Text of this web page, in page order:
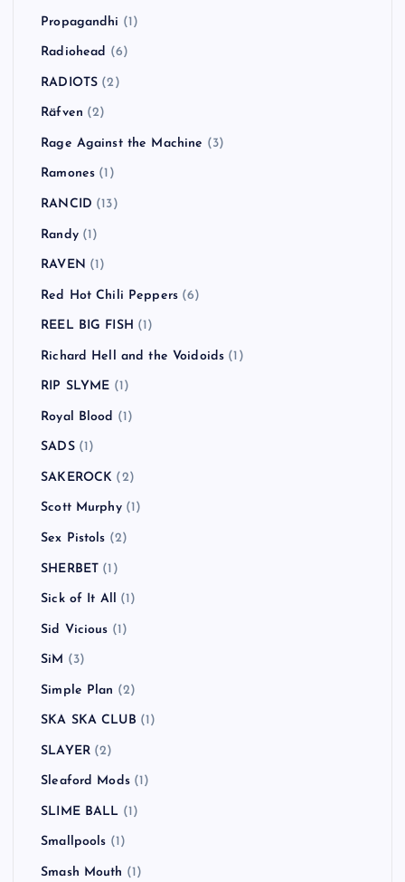
Propagandhi (1)
Radiohead (6)
RADIOTS (2)
Räfven (2)
Rage Against the Machine (3)
Ramones (1)
RANCID (13)
Randy(1)
RAVEN (1)
Red Hot Chili Peppers (6)
REEL BIG FISH (1)
Richard Hell and the Voidoids (1)
RIP SLYME (1)
Royal Blood (1)
SADS(1)
SAKEROCK (2)
Scott Murphy(1)
Sex Pistols (2)
SHERBET (1)
Sick of It All (1)
Sid Vicious (1)
SiM (3)
Simple Plan (2)
SKA SKA CLUB (1)
SLAYER(2)
Sleaford Mods(1)
SLIME BALL (1)
Smallpools (1)
Smash Mouth (1)